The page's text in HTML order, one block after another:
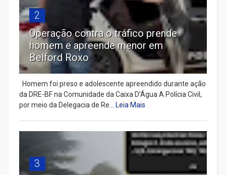
2
Operação contra o tráfico prende
homem e apreende menor em
Belford Roxo
Homem foi preso e adolescente apreendido durante ação
da DRE-BF na Comunidade da Caixa D’Água A Polícia Civil,
por meio da Delegacia de Re... Leia Mais
3